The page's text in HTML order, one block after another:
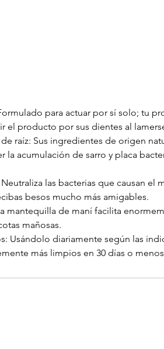
para actuar por sí solo; tu
el producto por sus dientes al
raíz: Sus ingredientes de origen
la acumulación de sarro y placa
las bacterias que causan el
besos mucho más amigables.
mantequilla de maní facilita
mañosas.
Usándolo diariamente según las
más limpios en 30 días o